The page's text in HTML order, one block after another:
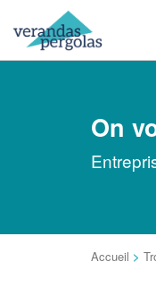
On
Accueil >